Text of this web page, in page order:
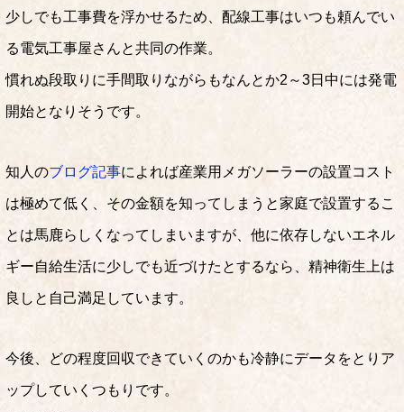
少しでも工事費を浮かせるため、配線工事はいつも頼んでい
る電気工事屋さんと共同の作業。
慣れぬ段取りに手間取りながらもなんとか2～3日中には発電
開始となりそうです。
知人のブログ記事によれば産業用メガソーラーの設置コスト
は極めて低く、その金額を知ってしまうと家庭で設置するこ
とは馬鹿らしくなってしまいますが、他に依存しないエネル
ギー自給生活に少しでも近づけたとするなら、精神衛生上は
良しと自己満足しています。
今後、どの程度回収できていくのかも冷静にデータをとりア
ップしていくつもりです。